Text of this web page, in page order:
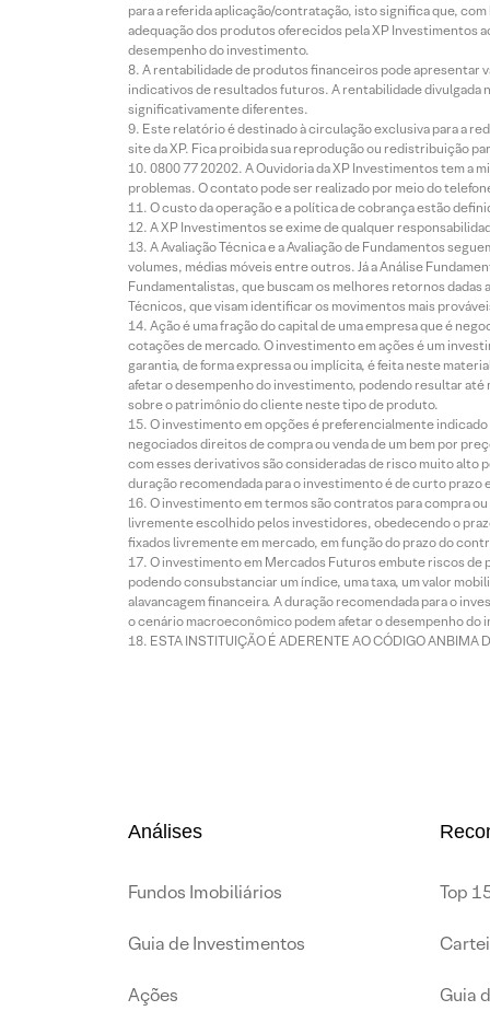
para a referida aplicação/contratação, isto significa que,
adequação dos produtos oferecidos pela XP Investimentos
desempenho do investimento.
A rentabilidade de produtos financeiros pode apresentar
indicativos de resultados futuros. A rentabilidade divulgada
significativamente diferentes.
Este relatório é destinado à circulação exclusiva para a
site da XP. Fica proibida sua reprodução ou redistribuição
0800 77 20202. A Ouvidoria da XP Investimentos tem a
problemas. O contato pode ser realizado por meio do
O custo da operação e a política de cobrança estão
A XP Investimentos se exime de qualquer
A Avaliação Técnica e a Avaliação de Fundamentos
volumes, médias móveis entre outros. Já a Análise
Fundamentalistas, que buscam os melhores retornos
Técnicos, que visam identificar os movimentos mais
Ação é uma fração do capital de uma empresa que é
cotações de mercado. O investimento em ações é um
garantia, de forma expressa ou implícita, é feita neste
afetar o desempenho do investimento, podendo resultar
sobre o patrimônio do cliente neste tipo de produto.
O investimento em opções é preferencialmente
negociados direitos de compra ou venda de um bem por
com esses derivativos são consideradas de risco muito alto
duração recomendada para o investimento é de curto
O investimento em termos são contratos para compra
livremente escolhido pelos investidores, obedecendo o
fixados livremente em mercado, em função do prazo do
O investimento em Mercados Futuros embute riscos
podendo consubstanciar um índice, uma taxa, um valor
alavancagem financeira. A duração recomendada para o
o cenário macroeconômico podem afetar o desempenho do
ESTA INSTITUIÇÃO É ADERENTE AO CÓDIGO ANBIMA
Análises
Fundos Imobiliários
Guia de Investimentos
Ações
Top
Guia